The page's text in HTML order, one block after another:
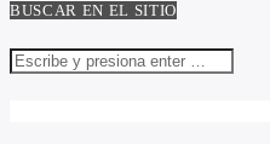
BUSCAR EN EL SITIO